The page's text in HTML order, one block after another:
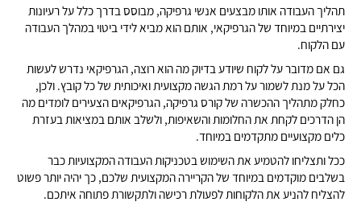
תהליך העבודה אותו מבצעים אנשי גרפיקה, מבוסס בדרך כלל על רעיונות
יצירתיים במיוחד של הגרפיקאי, אותם הוא מביא לידי ביטוי במהלך העבודה
עם הלקוח.
גם אם מדובר על לקוח שיודע בדיוק מה הוא רוצה, הגרפיקאי נדרש לעשות
הכל על מנת לשמור על רמת הגשה מקצועית ואיכותית של כל קובץ. ולכן,
כחלק מתהליך ההכשרה של קורס גרפיקה, הגרפיקאים הצעירים לומדים מה
הן הדרכים לקחת את החלומות והשאיפות, ולשלב אותם במציאות בעזרת
כלים מקצועיים מתקדמים במיוחד.
ככל ותצליחו להטמיע את השימוש בטכניקות העבודה המקצועיות כבר
בשלבים מוקדמים במיוחד של הקריירה המקצועית שלכם, כך יהיה יותר פשוט
להצליח להניע את הלקוחות לפעולת רכישה ולתקשורת פתוחה איתכם.